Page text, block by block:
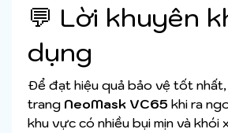
💬 Lời khuyên
dụng
Để đạt hiệu quả bảo vệ tốt
trang NeoMask VC65 khi ra
khu vực có nhiều bụi mịn và khói